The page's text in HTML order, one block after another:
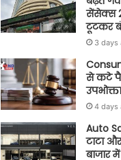
सेंसेक्स
टूटकर
3 days
से कटे
4 days
Auto
टाटा
बाजार